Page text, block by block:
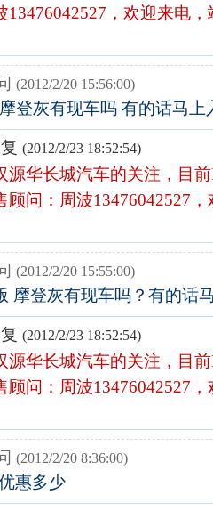
13476042527，欢迎来电
(2012/2/20 15:56:00)
登灰有现车吗 有的话马上
(2012/2/23 18:52:54)
源华长城汽车的关注，目
顾问：周波13476042527
(2012/2/20 15:55:00)
摩登灰有现车吗？有的话
(2012/2/23 18:52:54)
源华长城汽车的关注，目
顾问：周波13476042527
(2012/2/20 8:36:00)
惠多少